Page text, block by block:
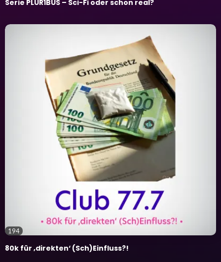
Serie PLUR1BUS – Sci-Fi oder schon real?
194
80k für ‚direkten‘ (Sch)Einfluss?!